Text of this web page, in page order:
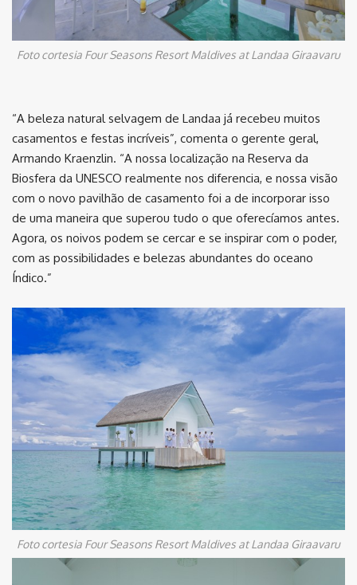
Foto cortesia Four Seasons Resort Maldives at Landaa Giraavaru
“A beleza natural selvagem de Landaa já recebeu muitos
casamentos e festas incríveis”, comenta o gerente geral,
Armando Kraenzlin. “A nossa localização na Reserva da
Biosfera da UNESCO realmente nos diferencia, e nossa visão
com o novo pavilhão de casamento foi a de incorporar isso
de uma maneira que superou tudo o que oferecíamos antes.
Agora, os noivos podem se cercar e se inspirar com o poder,
com as possibilidades e belezas abundantes do oceano
Índico.”
Foto cortesia Four Seasons Resort Maldives at Landaa Giraavaru